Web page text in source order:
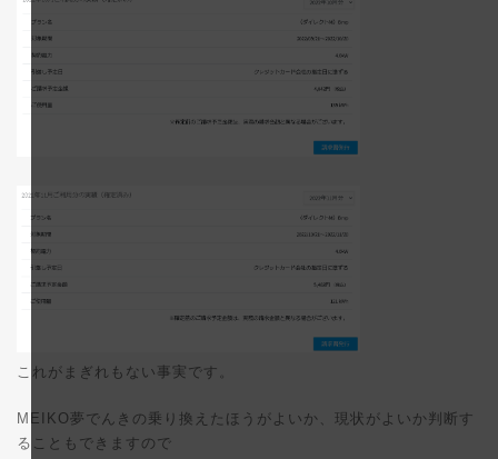
これがまぎれもない事実です。
MEIKO夢でんきの乗り換えたほうがよいか、現状がよいか判断す
ることもできますので